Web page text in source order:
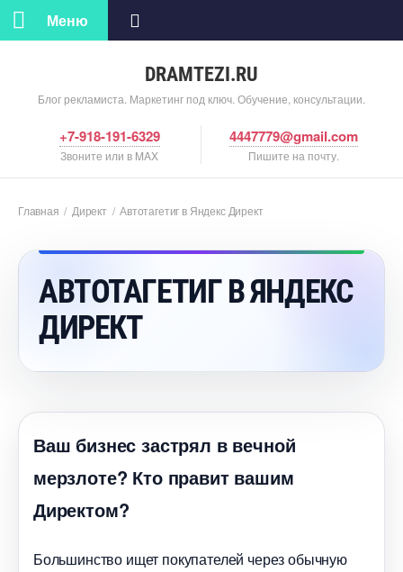
DRAMTEZI.RU
Блог рекламиста. Маркетинг под ключ. Обучение, консультации.
Меню
+7-918-191-6329
Звоните или в MAX
4447779@gmail.com
Пишите на почту.
Главная / Директ /Автотагетиг в Яндекс Директ
АВТОТАГЕТИГ В ЯНДЕКС
ДИРЕКТ
аш бизнес застрял в вечной
мерзлоте? Кто правит вашим
Директом?
Большинство ищет покупателей через обычную